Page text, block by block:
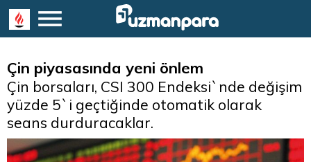
​Çin piyasasında yeni önlem
Çin borsaları, CSI 300 Endeksi`nde değişim
yüzde 5`i geçtiğinde otomatik olarak
seans durduracaklar.